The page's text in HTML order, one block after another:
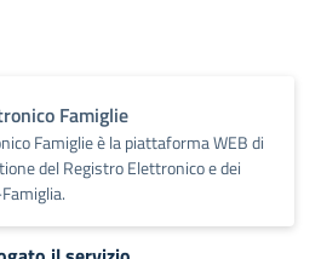
Famiglie
Famiglie è la piattaforma WEB di
del Registro Elettronico e dei